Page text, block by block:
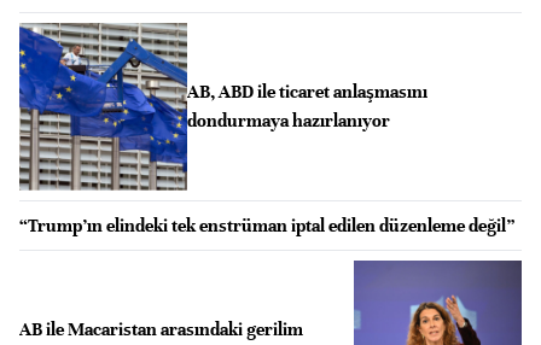
AB, ABD ile ticaret anlaşmasını
dondurmaya hazırlanıyor
“Trump’ın elindeki tek enstrüman iptal edilen düzenleme değil”
AB ile Macaristan arasındaki gerilim